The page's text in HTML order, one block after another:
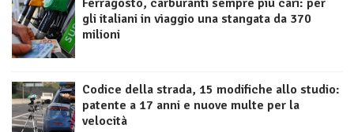
Ferragosto, carburanti sempre più cari: per
gli italiani in viaggio una stangata da 370
milioni
Codice della strada, 15 modifiche allo studio:
patente a 17 anni e nuove multe per la
velocità